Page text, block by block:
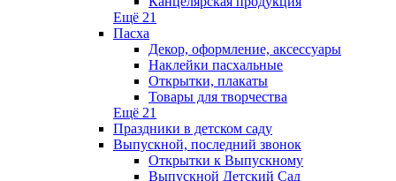
Ещё 21
Пасха
Декор, оформление, аксессуары
Наклейки пасхальные
Открытки, плакаты
Товары для творчества
Ещё 21
Праздники в детском саду
Выпускной, последний звонок
Открытки к Выпускному
Выпускной Детский Сад